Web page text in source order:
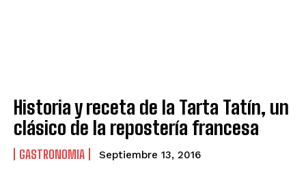
Historia y receta de la Tarta Tatín, un
clásico de la repostería francesa
GASTRONOMIA Septiembre 13, 2016